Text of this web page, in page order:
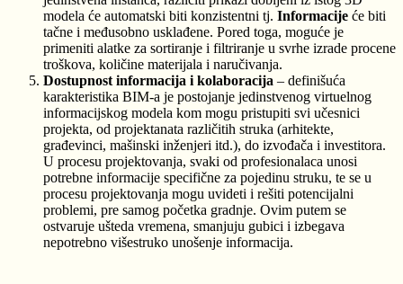
modela će automatski biti konzistentni tj. Informacije će biti
tačne i međusobno usklađene. Pored toga, moguće je
primeniti alatke za sortiranje i filtriranje u svrhe izrade procene
troškova, količine materijala i naručivanja.
Dostupnost informacija i kolaboracija – definišuća
karakteristika BIM-a je postojanje jedinstvenog virtuelnog
informacijskog modela kom mogu pristupiti svi učesnici
projekta, od projektanata različitih struka (arhitekte,
građevinci, mašinski inženjeri itd.), do izvođača i investitora.
U procesu projektovanja, svaki od profesionalaca unosi
potrebne informacije specifične za pojedinu struku, te se u
procesu projektovanja mogu uvideti i rešiti potencijalni
problemi, pre samog početka gradnje. Ovim putem se
ostvaruje ušteda vremena, smanjuju gubici i izbegava
nepotrebno višestruko unošenje informacija.